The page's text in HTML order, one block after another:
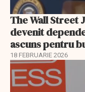
The Wall Street
devenit
ascuns pentru
18 FEBRUARIE 2026
EXCLUSIV